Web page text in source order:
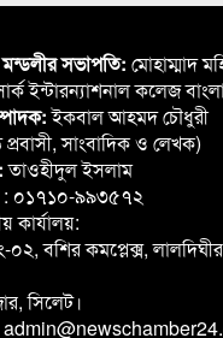
সভাপতি: মোহাম্মাদ
ইন্টারন্যাশনাল কলেজ
ইকবাল আহমদ চৌধুরী
প্রবাসী, সাংবাদিক ও লেখক)
তাওহীদুল ইসলাম
: ০১৭১০-৯৯৩৫৭২
কার্যালয়:
বশির কমপ্লেক্স,
সিলেট।